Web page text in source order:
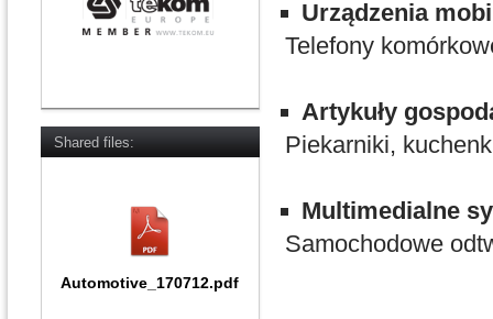
Urządzenia
Telefony
Artykuły
Piekarniki,
Multimedialne
Samochodowe
Shared files:
Automotive_170712.pdf